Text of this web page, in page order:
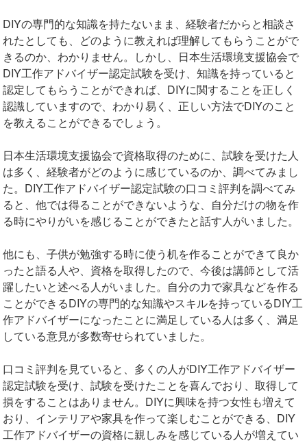
DIYの専門的な知識を持たないまま、経験者だからと相談さ
れたとしても、どのように教えれば理解してもらうことがで
きるのか、わかりません。しかし、日本生活環境支援協会で
DIY工作アドバイザー認定試験を受け、知識を持っていると
認定してもらうことができれば、DIYに関することを正しく
認識していますので、わかり易く、正しい方法でDIYのこと
を教えることができるでしょう。
日本生活環境支援協会で資格取得のために、試験を受けた人
は多く、経験者がどのように感じているのか、調べてみまし
た。DIY工作アドバイザー認定試験の口コミ評判を調べてみ
ると、他では得ることができないような、自分だけの物を作
る時にやりがいを感じることができたと話す人がいました。
他にも、子供が勉強する時に使う机を作ることができて良か
ったと語る人や、資格を取得したので、今後は講師として活
躍したいと述べる人がいました。自分の力で家具などを作る
ことができるDIYの専門的な知識やスキルを持っているDIY工
作アドバイザーになったことに満足している人は多く、満足
している意見が多数寄せられていました。
口コミ評判を見ていると、多くの人がDIY工作アドバイザー
認定試験を受け、試験を受けたことを喜んでおり、取得して
損をすることはありません。DIYに興味を持つ女性も増えて
おり、インテリアや家具を作って楽しむことができる、DIY
工作アドバイザーの資格に親しみを感じている人が増えてい